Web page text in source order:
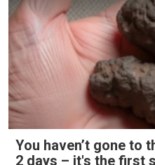
You haven’t gone to
2 days – it's the first